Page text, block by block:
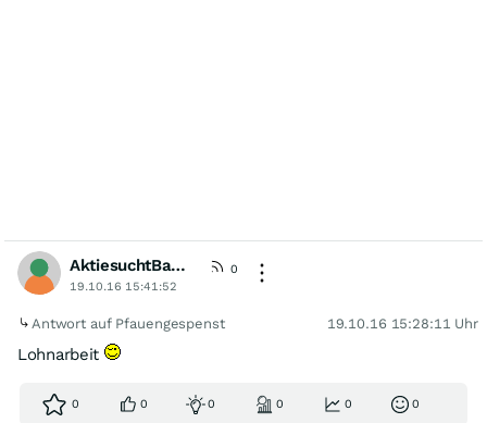
AktiesuchtBauer
0
19.10.16 15:41:52
Antwort auf Pfauengespenst 19.10.16 15:28:11 Uhr
Lohnarbeit
0 0 0 0 0 0